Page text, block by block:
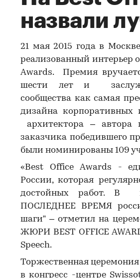
назвали
21 мая 2015 года в
реализованный интерьер
Awards. Премия
шести лет и
сообщества как самая
дизайна корпоративных
архитектора – автора
заказчика победившего
были номинированы 109
«Best Office Awards -
России, которая
достойных работ. В
ПОСЛЕДНЕЕ ВРЕМЯ
шаги” – отметил на
ЖЮРИ BEST OFFICE
Speech.
Торжественная
в конгресс -центре